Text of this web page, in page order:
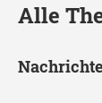
Alle